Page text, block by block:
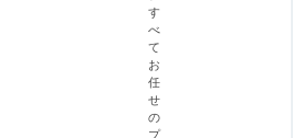
す
べ
て
お
任
せ
の
プ